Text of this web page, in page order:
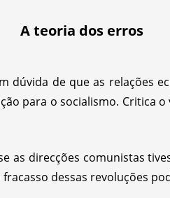
A teoria dos erros
dúvida de que as relações
para o socialismo. Critica
as direcções comunistas
dessas revoluções